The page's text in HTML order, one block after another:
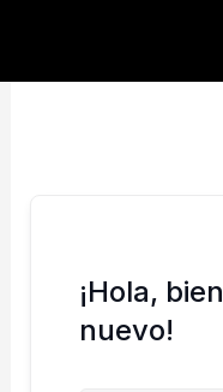
¡Hola,
nuevo!